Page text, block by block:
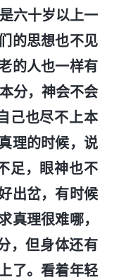
六十岁以上一
的思想也不见
的人也一样有
分，神会不会
己也尽不上本
理的时候，说
足，眼神也不
出岔，有时候
真理很难哪，
，但身体还有
了。看着年轻